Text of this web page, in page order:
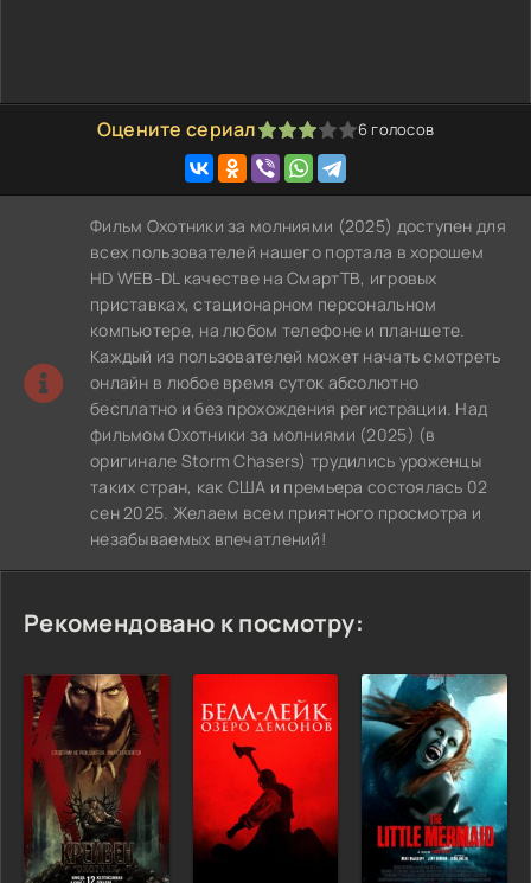
Оцените сериал
1 2 3 4 5 6голосов
Фильм Охотники за молниями (2025) доступен для
всех пользователей нашего портала в хорошем
HD WEB-DL качестве на СмартТВ, игровых
приставках, стационарном персональном
компьютере, на любом телефоне и планшете.
Каждый из пользователей может начать смотреть
онлайн в любое время суток абсолютно
бесплатно и без прохождения регистрации. Над
фильмом Охотники за молниями (2025) (в
оригинале Storm Chasers) трудились уроженцы
таких стран, как США и премьера состоялась 02
сен 2025. Желаем всем приятного просмотра и
незабываемых впечатлений!
Рекомендовано к посмотру: